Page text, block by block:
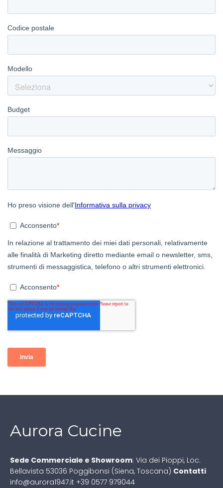
Aurora Cucine
Sede Commerciale e Showroom: Via dei Pioppi, Loc.
Bellavista 53036 Poggibonsi (Siena, Toscana) Contatti
info@aurora1947.it +39 0577 979044